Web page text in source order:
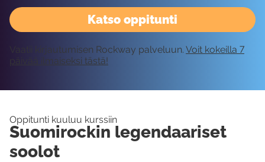
Katso oppitunti
Vaatii kirjautumisen Rockway palveluun. Voit kokeilla 7
päivää ilmaiseksi tästä!
Oppitunti kuuluu kurssiin
Suomirockin legendaariset
soolot